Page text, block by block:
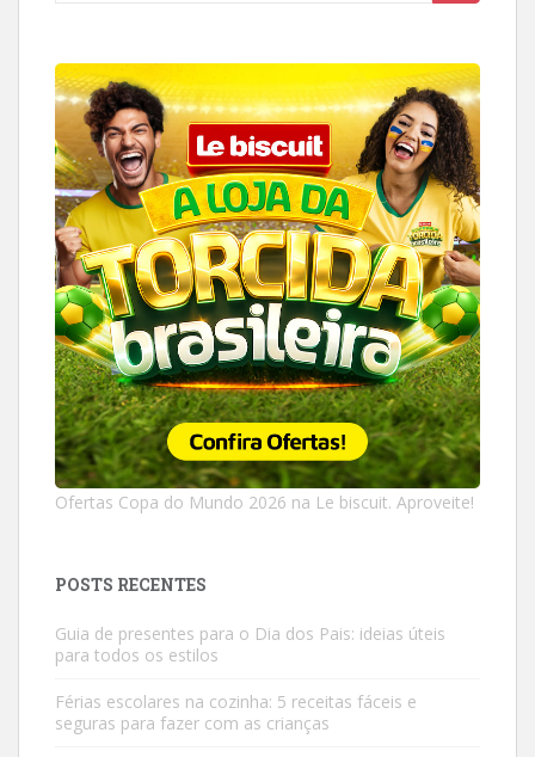
Ofertas Copa do Mundo 2026 na Le biscuit. Aproveite!
POSTS RECENTES
Guia de presentes para o Dia dos Pais: ideias úteis
para todos os estilos
Férias escolares na cozinha: 5 receitas fáceis e
seguras para fazer com as crianças